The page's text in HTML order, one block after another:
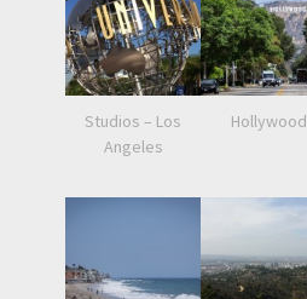
Studios – Los
Angeles
Hollywood